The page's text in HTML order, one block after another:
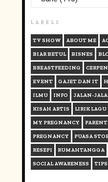
LABELS
TV SHOW ABOUT ME
BIAR BETUL BISNES
BREASTFEEDING CERPEN
EVENT GAJET DAN IT
ILMU INFO JALAN-
KISAH ARTIS LIRIK LAGU
MY PREGNANCY
PREGNANCY PUASA
RESEPI RUMAHTANGGA
SOCIAL AWARENESS TIPS